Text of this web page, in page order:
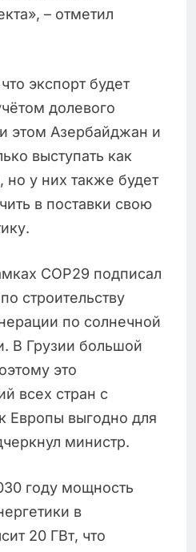
– отметил
экспорт будет
долевого
этом Азербайджан и
выступать как
но у них также будет
в поставки свою
COP29 подписал
строительству
по солнечной
В Грузии большой
это
всех стран с
Европы выгодно для
министр.
году мощность
в
20 ГВт, что